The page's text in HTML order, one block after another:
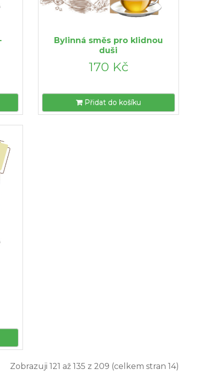
Bylinná směs pro klidnou
duši
170 Kč
Přidat do košíku
Zobrazuji 121 až 135 z 209 (celkem stran 14)